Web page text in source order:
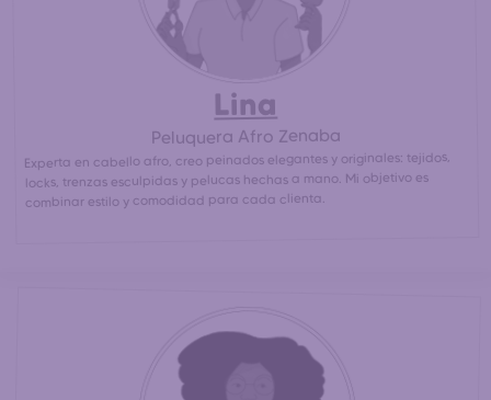
que en un salón de peluquería afro)
Lina
Peluquera Afro Zenaba
Experta en cabello afro, creo peinados elegantes y originales: tejidos,
locks, trenzas esculpidas y pelucas hechas a mano. Mi objetivo es
combinar estilo y comodidad para cada clienta.